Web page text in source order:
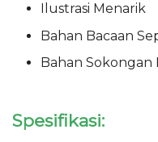
Ilustrasi Menarik
Bahan Bacaan
Bahan Sokongan
Spesifikasi: